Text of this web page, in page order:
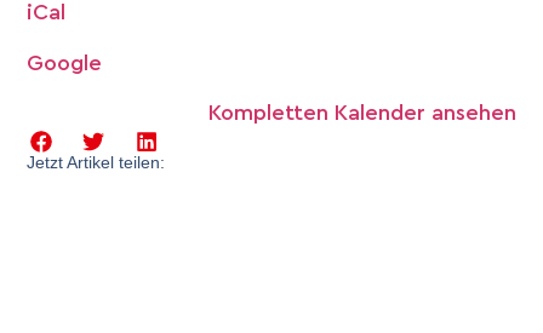
iCal
Google
Kompletten Kalender ansehen
Jetzt Artikel teilen: